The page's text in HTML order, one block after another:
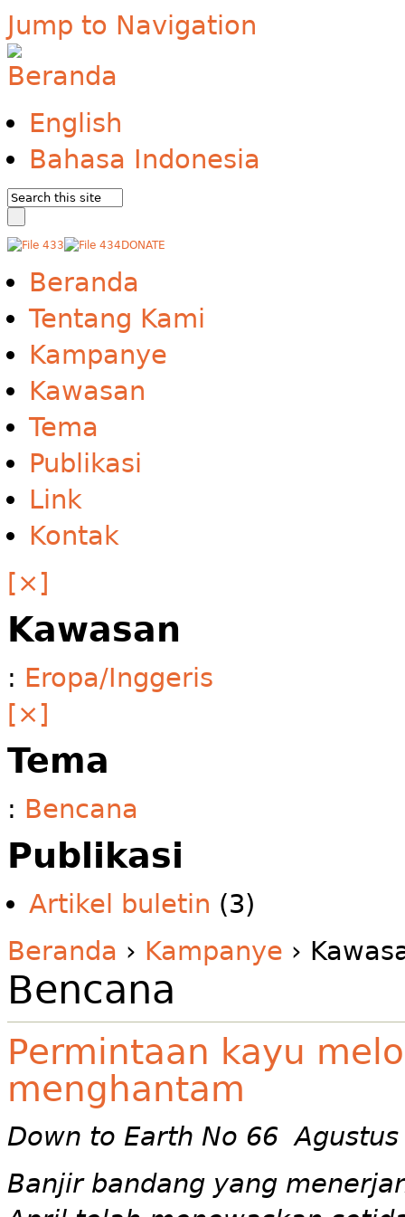
Jump to Navigation
English
Bahasa Indonesia
DONATE
Beranda
Tentang Kami
Kampanye
Kawasan
Tema
Publikasi
Link
Kontak
[×]
Kawasan
: Eropa/Inggeris
[×]
Tema
: Bencana
Publikasi
Artikel buletin (3)
Beranda › Kampanye ›
Bencana
Permintaan kayu
menghantam
Down to Earth No 66 Agustus
Banjir bandang yang